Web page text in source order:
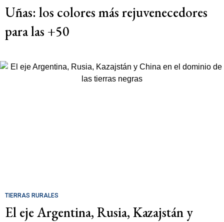
Uñas: los colores más rejuvenecedores
para las +50
TIERRAS RURALES
El eje Argentina, Rusia, Kazajstán y